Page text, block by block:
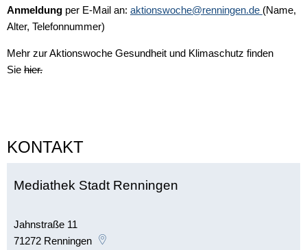
Anmeldung per E-Mail an: aktionswoche@renningen.de (Name,
Alter, Telefonnummer)
Mehr zur Aktionswoche Gesundheit und Klimaschutz finden
Sie hier.
KONTAKT
Mediathek Stadt Renningen
Jahnstraße 11
71272 Renningen